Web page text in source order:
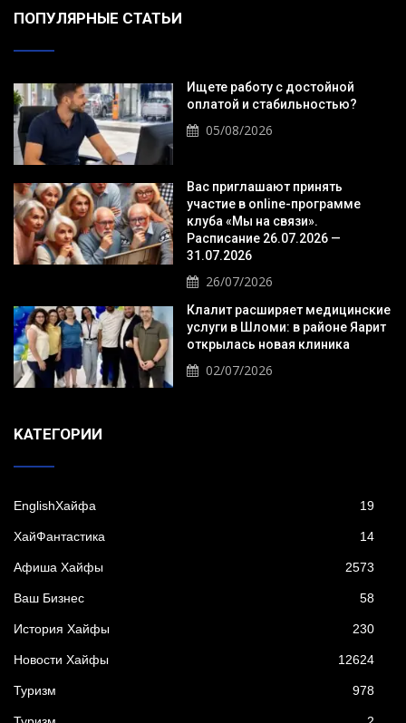
ПОПУЛЯРНЫЕ СТАТЬИ
Ищете работу с достойной
оплатой и стабильностью?
05/08/2026
Вас приглашают принять
участие в online-программе
клуба «Мы на связи».
Расписание 26.07.2026 —
31.07.2026
26/07/2026
Клалит расширяет медицинские
услуги в Шломи: в районе Яарит
открылась новая клиника
02/07/2026
KАТЕГОРИИ
EnglishХайфа 19
XайФантастика 14
Афиша Хайфы 2573
Ваш Бизнес 58
История Хайфы 230
Новости Хайфы 12624
Туризм 978